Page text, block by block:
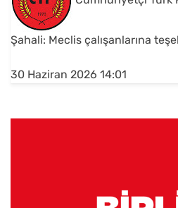
Şahali: Meclis çalışanlarına
30 Haziran 2026 14:01